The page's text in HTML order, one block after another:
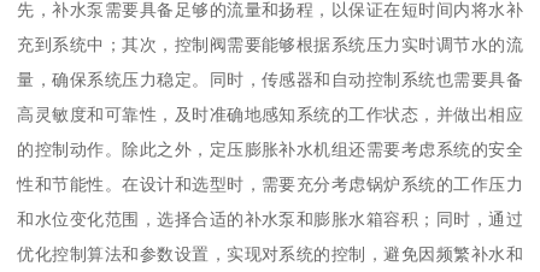
先，补水泵需要具备足够的流量和扬程，以保证在短时间内将水补
充到系统中；其次，控制阀需要能够根据系统压力实时调节水的流
量，确保系统压力稳定。同时，传感器和自动控制系统也需要具备
高灵敏度和可靠性，及时准确地感知系统的工作状态，并做出相应
的控制动作。除此之外，定压膨胀补水机组还需要考虑系统的安全
性和节能性。在设计和选型时，需要充分考虑锅炉系统的工作压力
和水位变化范围，选择合适的补水泵和膨胀水箱容积；同时，通过
优化控制算法和参数设置，实现对系统的控制，避免因频繁补水和